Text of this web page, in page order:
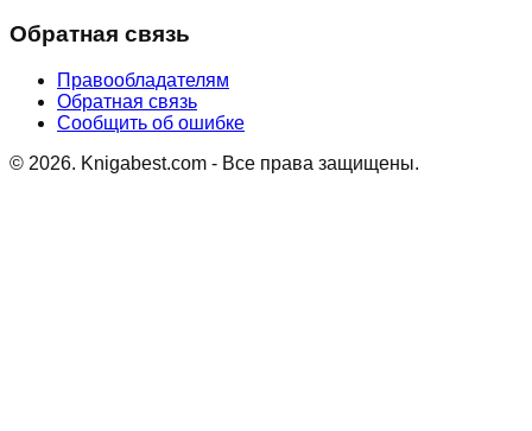
Обратная связь
Правообладателям
Обратная связь
Сообщить об ошибке
© 2026. Knigabest.com - Все права защищены.